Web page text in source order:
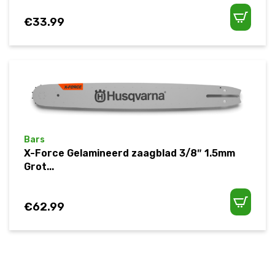
€33.99
Bars
X-Force Gelamineerd zaagblad 3/8″ 1.5mm
Grot...
€62.99